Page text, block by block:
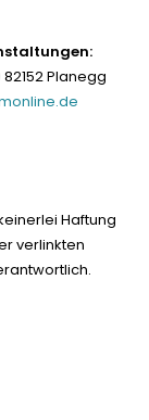
Planegg
Haftung
verlinkten